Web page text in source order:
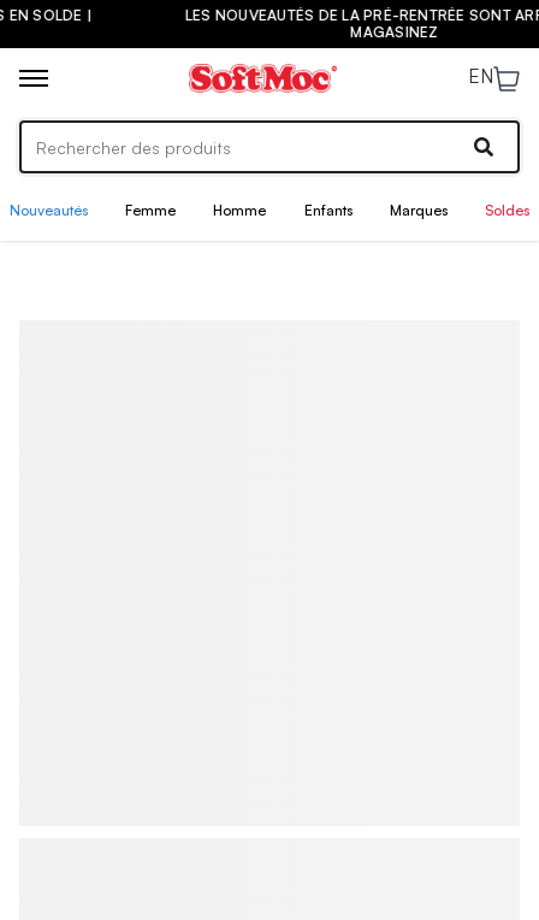
LES NOUVEAUTÉS DE LA PRÉ-RENTRÉE SONT ARRIVÉES ! |
EN
Nouveautés Femme Homme Enfants Marques Soldes